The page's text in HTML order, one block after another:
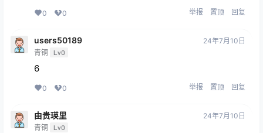
0 0 举报 置顶 回复
users50189
青铜 Lv0
24年7月10日
6
0 0 举报 置顶 回复
由贵瑛里
青铜 Lv0
24年7月10日